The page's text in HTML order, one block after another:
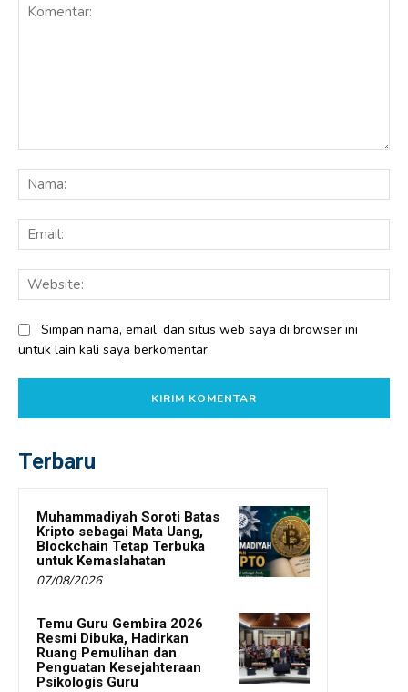
Simpan nama, email, dan situs web saya di browser ini
untuk lain kali saya berkomentar.
Terbaru
Muhammadiyah Soroti Batas
Kripto sebagai Mata Uang,
Blockchain Tetap Terbuka
untuk Kemaslahatan
07/08/2026
Temu Guru Gembira 2026
Resmi Dibuka, Hadirkan
Ruang Pemulihan dan
Penguatan Kesejahteraan
Psikologis Guru